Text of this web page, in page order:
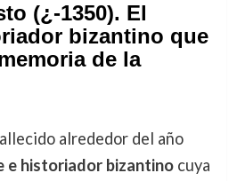
(¿-1350). El
bizantino que
de la
alrededor del año
e historiador bizantinocuya